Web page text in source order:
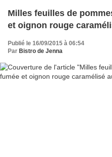
Milles feuilles de
et oignon rouge
Publié le 16/09/2015 à 06:54
Par Bistro de Jenna